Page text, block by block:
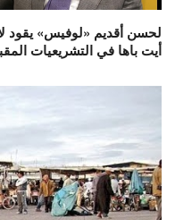
لحسن أقديم «لوفيس» يقود
أيت باها في التشريعيات